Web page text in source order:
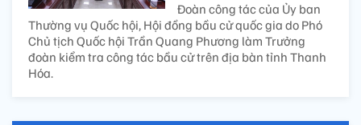
Đoàn công tác của Ủy ban
Thường vụ Quốc hội, Hội đồng bầu cử quốc gia do Phó
Chủ tịch Quốc hội Trần Quang Phương làm Trưởng
đoàn kiểm tra công tác bầu cử trên địa bàn tỉnh Thanh
Hóa.